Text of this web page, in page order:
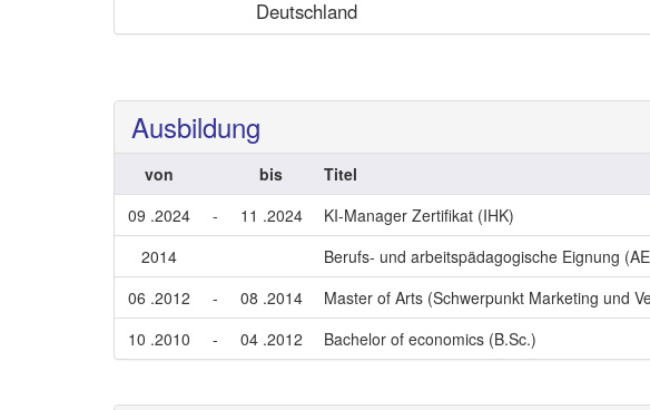
Deutschland
Ausbildung
von bis Titel
09 .2024
- 11 .2024 KI-Manager Zertifikat (IHK)
2014
Berufs- und arbeitspädagogische Eignung
06 .2012
- 08 .2014 Master of Arts (Schwerpunkt Marketing und
10 .2010
- 04 .2012 Bachelor of economics (B.Sc.)